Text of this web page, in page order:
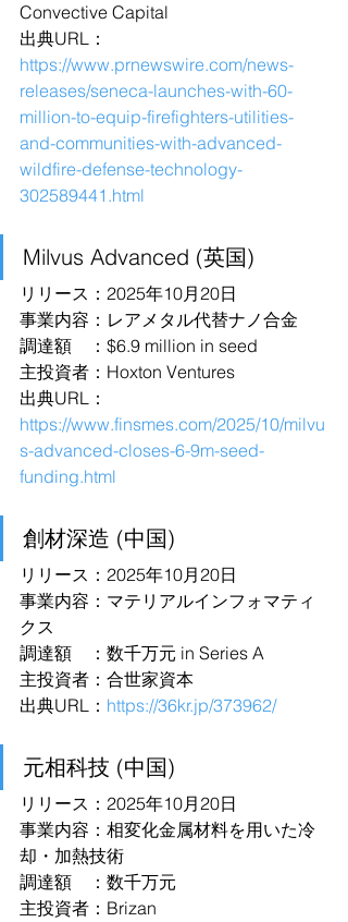
Convective Capital
出典URL：
https://www.prnewswire.com/news-
releases/seneca-launches-with-60-
million-to-equip-firefighters-utilities-
and-communities-with-advanced-
wildfire-defense-technology-
302589441.html
Milvus Advanced (英国)
リリース：2025年10月20日
事業内容：レアメタル代替ナノ合金
調達額　：$6.9 million in seed
主投資者：Hoxton Ventures
出典URL：
https://www.finsmes.com/2025/10/milvu
s-advanced-closes-6-9m-seed-
funding.html
創材深造 (中国)
リリース：2025年10月20日
事業内容：マテリアルインフォマティ
クス
調達額　：数千万元 in Series A
主投資者：合世家資本
出典URL： https://36kr.jp/373962/
元相科技 (中国)
リリース：2025年10月20日
事業内容：相変化金属材料を用いた冷
却・加熱技術
調達額　：数千万元
主投資者：Brizan